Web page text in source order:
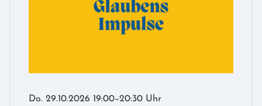
Do. 29.10.2026 19:00–20:30 Uhr